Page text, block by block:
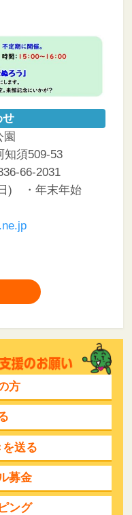
せ
園
須509-53
66-2031
) ・年末年始
方
送る
募金
ング